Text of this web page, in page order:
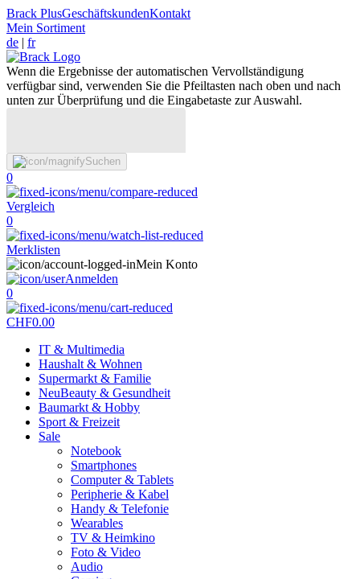
Brack PlusGeschäftskundenKontakt
Mein Sortiment
de | fr
Wenn die Ergebnisse der automatischen Vervollständigung
verfügbar sind, verwenden Sie die Pfeiltasten nach oben und nach
unten zur Überprüfung und die Eingabetaste zur Auswahl.
Suchen
0
Vergleich
0
Merklisten
Mein Konto
Anmelden
0
CHF0.00
IT & Multimedia
Haushalt & Wohnen
Supermarkt & Familie
NeuBeauty & Gesundheit
Baumarkt & Hobby
Sport & Freizeit
Sale
Notebook
Smartphones
Computer & Tablets
Peripherie & Kabel
Handy & Telefonie
Wearables
TV & Heimkino
Foto & Video
Audio